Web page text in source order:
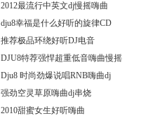
2012最流行中英文dj慢摇嗨曲
dju8幸福是什么好听的旋律CD
推荐极品环绕好听DJ电音
DJU8特荐强悍超重低音嗨曲慢摇
Dju8 时尚劲爆说唱RNB嗨曲dj
强劲空灵草原嗨曲dj串烧
2010甜蜜女生好听嗨曲